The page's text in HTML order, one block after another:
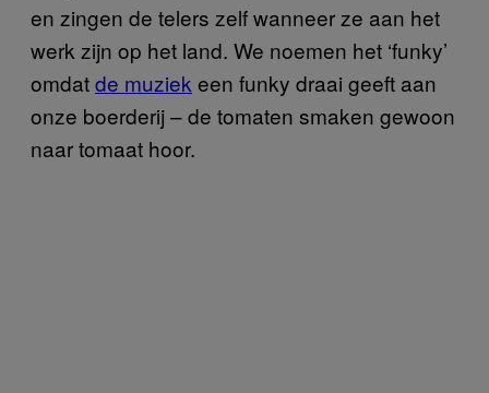
en zingen de telers zelf wanneer ze aan het
werk zijn op het land. We noemen het ‘funky’
omdatde muziek een funky draai geeft aan
onze boerderij – de tomaten smaken gewoon
naar tomaat hoor.